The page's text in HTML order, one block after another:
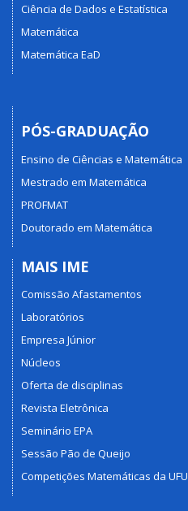
Ciência de Dados e Estatística
Matemática
Matemática EaD
PÓS-GRADUAÇÃO
Ensino de Ciências e Matemática
Mestrado em Matemática
PROFMAT
Doutorado em Matemática
MAIS IME
Comissão Afastamentos
Laboratórios
Empresa Júnior
Núcleos
Oferta de disciplinas
Revista Eletrônica
Seminário EPA
Sessão Pão de Queijo
Competições Matemáticas da UFU